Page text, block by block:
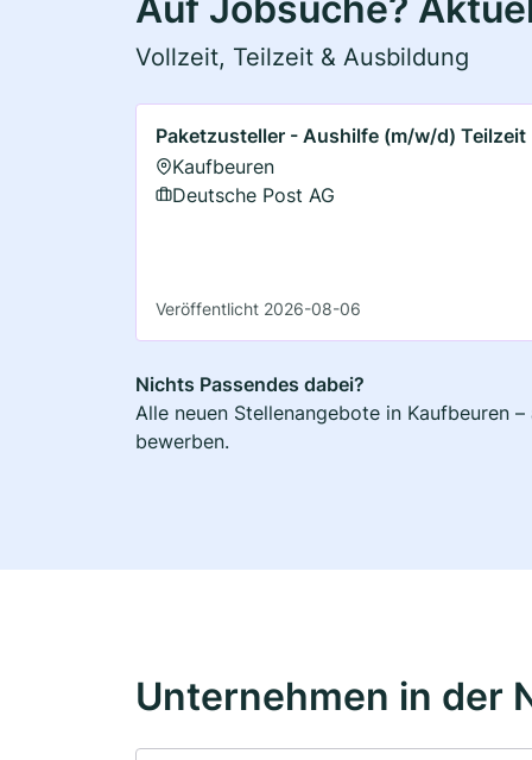
Vollzeit, Teilzeit & Ausbildung
Paketzusteller - Aushilfe (m/w/d) Teilzeit
Kaufbeuren
Deutsche Post AG
Veröffentlicht 2026-08-06
Nichts Passendes dabei?
Alle neuen Stellenangebote in Kaufbeuren
bewerben.
Unternehmen in der